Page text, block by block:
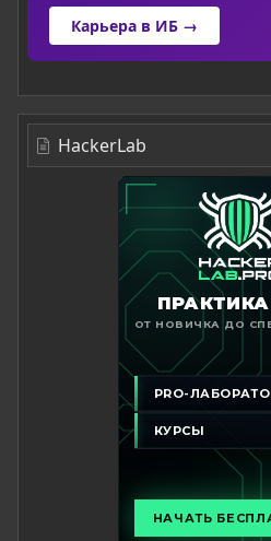
Карьера в ИБ →
HackerLab